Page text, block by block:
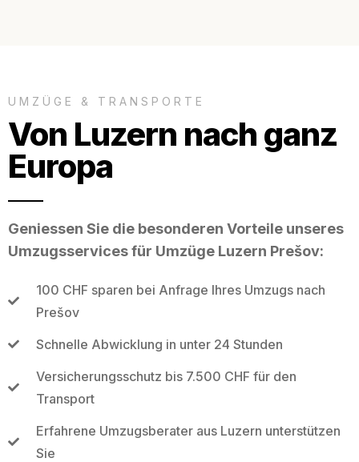
UMZÜGE & TRANSPORTE
Von Luzern nach ganz
Europa
Geniessen Sie die besonderen Vorteile unseres
Umzugsservices für Umzüge Luzern Prešov:
100 CHF sparen bei Anfrage Ihres Umzugs nach
Prešov
Schnelle Abwicklung in unter 24 Stunden
Versicherungsschutz bis 7.500 CHF für den
Transport
Erfahrene Umzugsberater aus Luzern unterstützen
Sie